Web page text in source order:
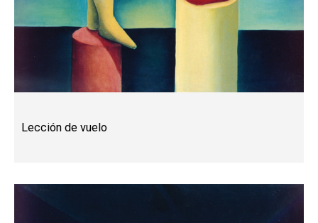
Lección de vuelo